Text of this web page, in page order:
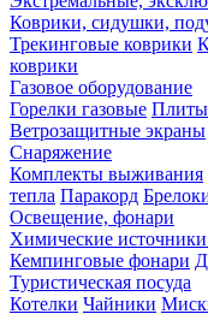
Коврики, сидушки,
Трекинговые коврики
коврики
Газовое оборудование
Горелки газовые Плиты
Ветрозащитные экраны
Снаряжение
Комплекты выживания
тепла Паракорд
Освещение, фонари
Химические источники
Кемпинговые фонари
Туристическая посуда
Котелки Чайники